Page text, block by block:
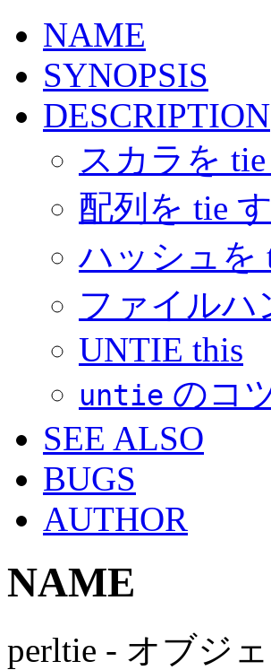
NAME
SYNOPSIS
DESCRIPTION
スカラを
配列を tie
ハッシュを
ファイルハ
UNTIE this
untie のコ
SEE ALSO
BUGS
AUTHOR
NAME
perltie - オブジ